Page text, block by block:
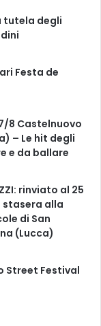
tutela degli
Festa de
7/8 Castelnuovo
– Le hit degli
e da ballare
rinviato al 25
alla
di San
(Lucca)
Street Festival